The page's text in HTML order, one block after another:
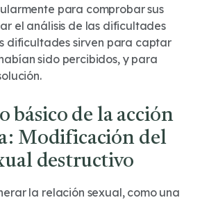
para comprobar sus
el análisis de las dificultades
dificultades sirven para captar
sido percibidos, y para
básico de la acción
Modificación del
destructivo
la relación sexual, como una